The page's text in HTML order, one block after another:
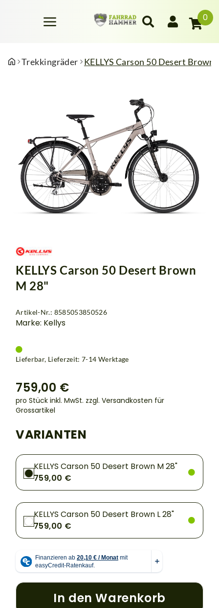
0
Trekkingräder KELLYS Carson 50 Desert Brown
KELLYS Carson 50 Desert Brown
M 28"
Artikel-Nr.: 8585053850526
Marke: Kellys
Lieferbar, Lieferzeit: 7-14 Werktage
759,00 €
pro Stück inkl. MwSt. zzgl. Versandkosten für
Grossartikel
VARIANTEN
KELLYS Carson 50 Desert Brown M 28"
759,00 €
KELLYS Carson 50 Desert Brown L 28"
759,00 €
In den Warenkorb